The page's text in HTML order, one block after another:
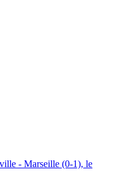
- Marseille (0-1), le